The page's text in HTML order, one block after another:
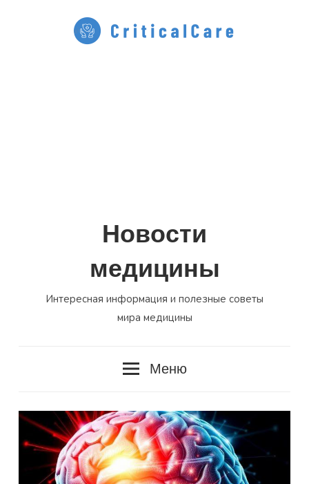
Новости
медицины
Интересная информация и полезные советы
мира медицины
Меню